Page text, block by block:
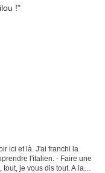
ici et là. J'ai franchi la
l'italien. - Faire une
je vous dis tout. A la